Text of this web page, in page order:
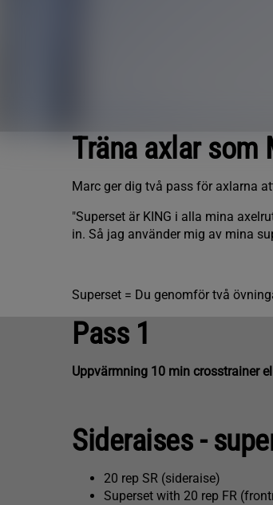
Träna axlar som
Marc ger dig två pass för axlarna
"Superset är KING i alla mina
in. Så jag använder mig av mina
Superset = Du genomför två
Pass 1
Uppvärmning 10 min crosstrainer
Sideraises -
20 rep SR (sideraise)
Superset with 20 rep FR